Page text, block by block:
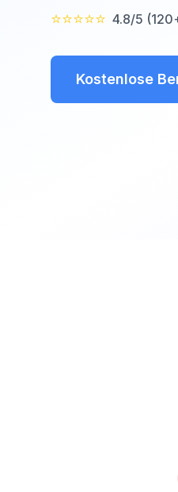
⭐⭐⭐⭐⭐ 4.8/5
Kostenlose